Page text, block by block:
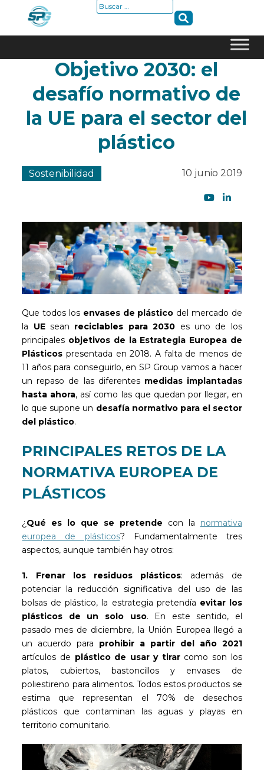
content
Buscar:
Objetivo 2030: el
desafío normativo de
la UE para el sector del
plástico
Sostenibilidad 10 junio 2019
Que todos los envases de plástico del mercado de
la UEsean reciclables para 2030 es uno de los
principales objetivos de la Estrategia Europea de
Plásticos presentada en 2018. A falta de menos de
11 años para conseguirlo, en SP Group vamos a hacer
un repaso de las diferentes medidas implantadas
hasta ahora, así como las que quedan por llegar, en
lo que supone un desafía normativo para el sector
del plástico.
PRINCIPALES RETOS DE LA
NORMATIVA EUROPEA DE
PLÁSTICOS
¿ Qué es lo que se pretende con la normativa
europea de plásticos? Fundamentalmente tres
aspectos, aunque también hay otros:
1. Frenar los residuos plásticos: además de
potenciar la reducción significativa del uso de las
bolsas de plástico, la estrategia pretendía evitar los
plásticos de un solo uso. En este sentido, el
pasado mes de diciembre, la Unión Europea llegó a
un acuerdo para prohibir a partir del año 2021
artículos de plástico de usar y tirarcomo son los
platos, cubiertos, bastoncillos y envases de
poliestireno para alimentos. Todos estos productos se
estima que representan el 70% de desechos
plásticos que contaminan las aguas y playas en
territorio comunitario.